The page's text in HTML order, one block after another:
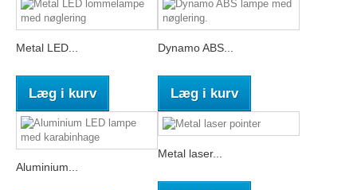
Metal LED...
Læg i kurv
Dynamo ABS...
Læg i kurv
Aluminium...
Metal laser...